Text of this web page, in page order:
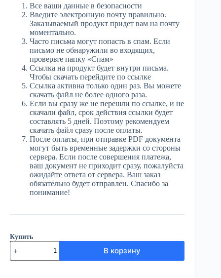
Все ваши данные в безопасности
Введите электронную почту правильно.
Заказываемый продукт придет вам на почту
моментально.
Часто письма могут попасть в спам. Если
письмо не обнаружили во входящих,
проверьте папку «Спам»
Ссылка на продукт будет внутри письма.
Чтобы скачать перейдите по ссылке
Ссылка активна только один раз. Вы можете
скачать файл не более одного раза.
Если вы сразу же не перешли по ссылке, и не
скачали файл, срок действия ссылки будет
составлять 5 дней. Поэтому рекомендуем
скачать файл сразу после оплаты.
После оплаты, при отправке PDF документа
могут быть временные задержки со стороны
сервера. Если после совершения платежа,
ваш документ не приходит сразу, пожалуйста
ожидайте ответа от сервера. Ваш заказ
обязательно будет отправлен. Спасибо за
понимание!
Купить
Количество
товара
ЮГ
В корзину